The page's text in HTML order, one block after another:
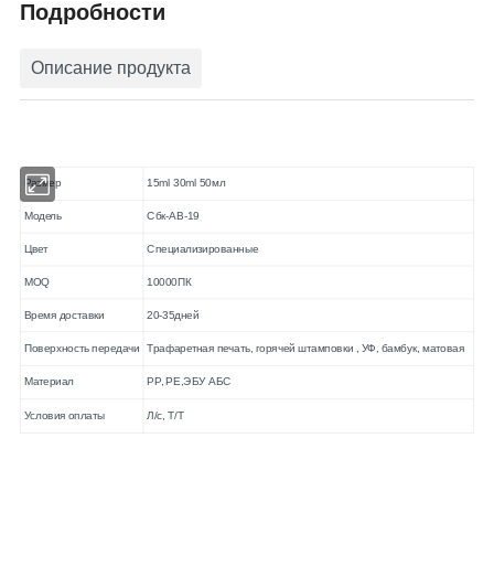
Подробности
Описание продукта
Размер 15ml 30ml 50мл
Модель Сбк-AB-19
Цвет Специализированные
MOQ 10000ПК
Время доставки 20-35дней
Поверхность передачи Трафаретная печать, горячей штамповки , УФ, бамбук, матовая
Материал PP, PE,ЭБУ АБС
Условия оплаты Л/с, Т/T